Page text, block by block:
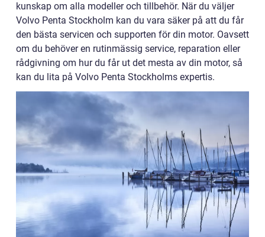
kunskap om alla modeller och tillbehör. När du väljer
Volvo Penta Stockholm kan du vara säker på att du får
den bästa servicen och supporten för din motor. Oavsett
om du behöver en rutinmässig service, reparation eller
rådgivning om hur du får ut det mesta av din motor, så
kan du lita på Volvo Penta Stockholms expertis.